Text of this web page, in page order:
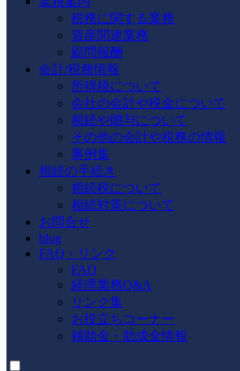
税務に関する業務
資産関連業務
顧問報酬
会計/税務情報
所得税について
会社の会計や税金について
相続や贈与について
その他の会計や税務の情報
事例集
相続の手続き
相続税について
相続対策について
お問合せ
blog
FAQ・リンク
FAQ
経理業務Q&A
リンク集
お役立ちコーナー
補助金・助成金情報